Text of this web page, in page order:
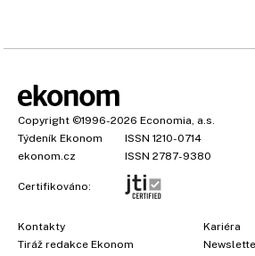
Copyright ©1996-2026 Economia, a.s.
Týdeník Ekonom
ISSN 1210-0714
ekonom.cz
ISSN 2787-9380
Certifikováno:
Kontakty
Tiráž redakce Ekonom
Kariéra